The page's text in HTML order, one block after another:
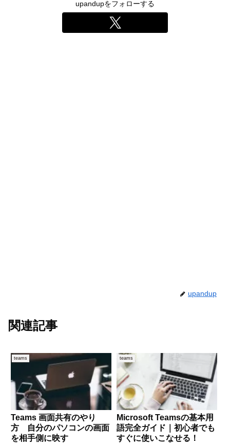
upandupをフォローする
upandup
関連記事
teams
Teams 画面共有のやり
方 自分のパソコンの画面
を相手側に映す
teams
Microsoft Teamsの基本用
語完全ガイド｜初心者でも
すぐに使いこなせる！